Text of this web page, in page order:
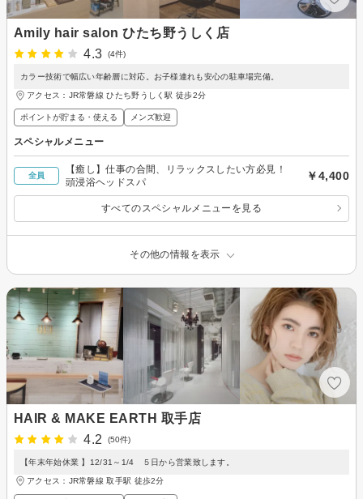
Amily hair salon ひたち野うしく店
4.3
(4件)
カラー技術で幅広い年齢層に対応。お子様連れも安心の駐車場完備。
アクセス：JR常磐線 ひたち野うしく駅 徒歩2分
ポイントが貯まる・使える メンズ歓迎
スペシャルメニュー
全員
【癒し】仕事の合間、リラックスしたい方必見！
頭浸浴ヘッドスパ
￥4,400
すべてのスペシャルメニューを見る
その他の情報を表示
HAIR & MAKE EARTH 取手店
4.2
(50件)
【年末年始休業 】12/31～1/4 ５日から営業致します。
アクセス：JR常磐線 取手駅 徒歩2分